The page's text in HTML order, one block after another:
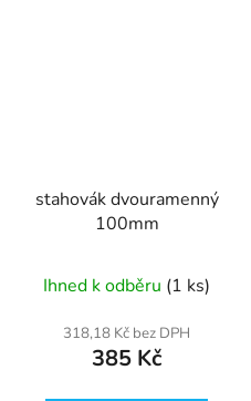
stahovák dvouramenný
100mm
Ihned k odběru (1 ks)
318,18 Kč bez DPH
385 Kč